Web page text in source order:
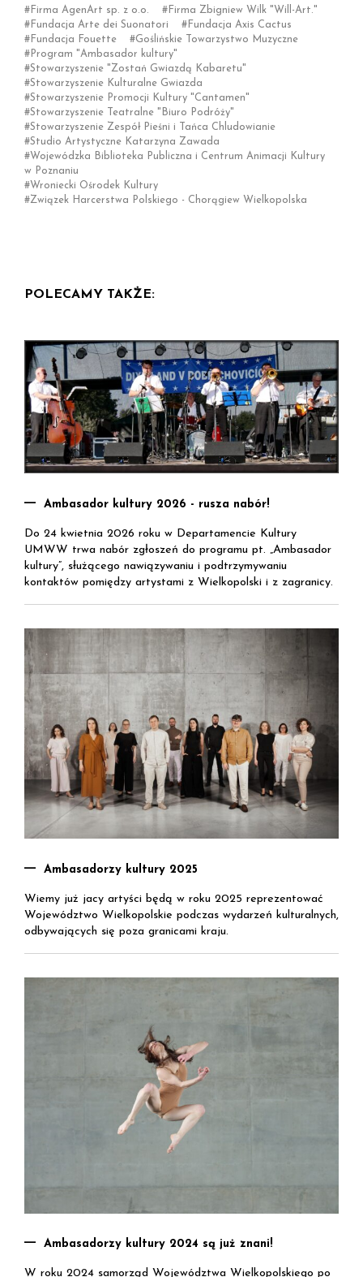
Firma AgenArt sp. z o.o.
Firma Zbigniew Wilk "Will-Art."
Fundacja Arte dei Suonatori
Fundacja Axis Cactus
Fundacja Fouette
Goślińskie Towarzystwo Muzyczne
Program "Ambasador kultury"
Stowarzyszenie "Zostań Gwiazdą Kabaretu"
Stowarzyszenie Kulturalne Gwiazda
Stowarzyszenie Promocji Kultury "Cantamen"
Stowarzyszenie Teatralne "Biuro Podróży"
Stowarzyszenie Zespół Pieśni i Tańca Chludowianie
Studio Artystyczne Katarzyna Zawada
Wojewódzka Biblioteka Publiczna i Centrum Animacji Kultury
w Poznaniu
Wroniecki Ośrodek Kultury
Związek Harcerstwa Polskiego - Chorągiew Wielkopolska
POLECAMY TAKŻE:
Ambasador kultury 2026 - rusza nabór!
Do 24 kwietnia 2026 roku w Departamencie Kultury
UMWW trwa nabór zgłoszeń do programu pt. „Ambasador
kultury”, służącego nawiązywaniu i podtrzymywaniu
kontaktów pomiędzy artystami z Wielkopolski i z zagranicy.
Ambasadorzy kultury 2025
Wiemy już jacy artyści będą w roku 2025 reprezentować
Województwo Wielkopolskie podczas wydarzeń kulturalnych,
odbywających się poza granicami kraju.
Ambasadorzy kultury 2024 są już znani!
W roku 2024 samorząd Województwa Wielkopolskiego po